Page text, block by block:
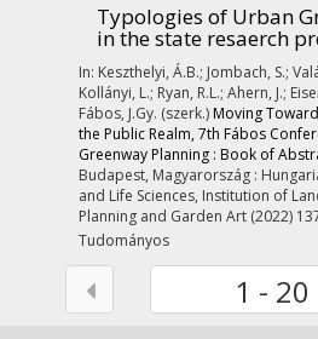
Typologies of Urban
in the state resaerch
In: Keszthelyi, Á.B.; Jombach, S.;
Kollányi, L.; Ryan, R.L.; Ahern, J.;
Fábos, J.Gy. (szerk.) Moving
the Public Realm, 7th Fábos
Greenway Planning : Book of
Budapest, Magyarország :
and Life Sciences, Institution of
Planning and Garden Art (2022)
Tudományos
1 - 20